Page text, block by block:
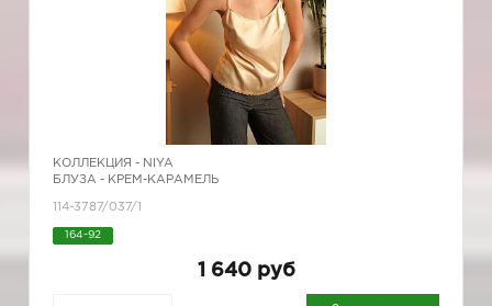
КОЛЛЕКЦИЯ - NIYA
БЛУЗА - КРЕМ-КАРАМЕЛЬ
114-3787/037/1
164-92
1 640 руб